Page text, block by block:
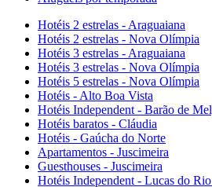
Hotéis 2 estrelas - Araguaiana
Hotéis 2 estrelas - Nova Olímpia
Hotéis 3 estrelas - Araguaiana
Hotéis 3 estrelas - Nova Olímpia
Hotéis 5 estrelas - Nova Olímpia
Hotéis - Alto Boa Vista
Hotéis Independent - Barão de
Hotéis baratos - Cláudia
Hotéis - Gaúcha do Norte
Apartamentos - Juscimeira
Guesthouses - Juscimeira
Hotéis Independent - Lucas do